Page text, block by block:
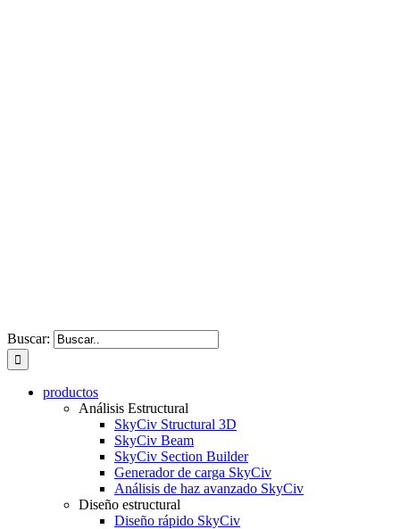
Buscar:
productos
Análisis Estructural
SkyCiv Structural 3D
SkyCiv Beam
SkyCiv Section Builder
Generador de carga SkyCiv
Análisis de haz avanzado SkyCiv
Diseño estructural
Diseño rápido SkyCiv